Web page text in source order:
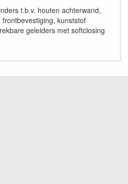
t.b.v. houten achterwand,
kunststof
geleiders met softclosing